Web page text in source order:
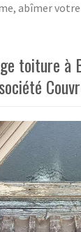
abîmer
toiture à